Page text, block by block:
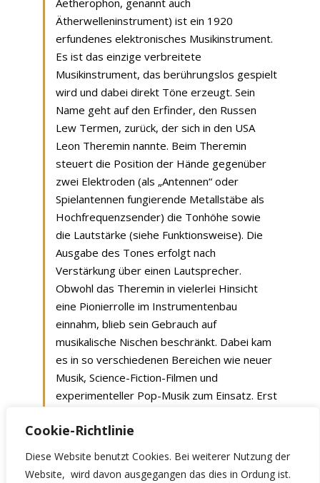
Cookie-Richtlinie
Diese Website benutzt Cookies. Bei weiterer Nutzung der
Website, wird davon ausgegangen das dies in Ordung ist.
Aetherophon, genannt auch
Ätherwelleninstrument) ist ein 1920
erfundenes elektronisches Musikinstrument.
Es ist das einzige verbreitete
Musikinstrument, das berührungslos gespielt
wird und dabei direkt Töne erzeugt. Sein
Name geht auf den Erfinder, den Russen
Lew Termen, zurück, der sich in den USA
Leon Theremin nannte. Beim Theremin
steuert die Position der Hände gegenüber
zwei Elektroden (als „Antennen“ oder
Spielantennen fungierende Metallstäbe als
Hochfrequenzsender) die Tonhöhe sowie
die Lautstärke (siehe Funktionsweise). Die
Ausgabe des Tones erfolgt nach
Verstärkung über einen Lautsprecher.
Obwohl das Theremin in vielerlei Hinsicht
eine Pionierrolle im Instrumentenbau
einnahm, blieb sein Gebrauch auf
musikalische Nischen beschränkt. Dabei kam
es in so verschiedenen Bereichen wie neuer
Musik, Science-Fiction-Filmen und
experimenteller Pop-Musik zum Einsatz. Erst
popularisiert.
Wikipedia